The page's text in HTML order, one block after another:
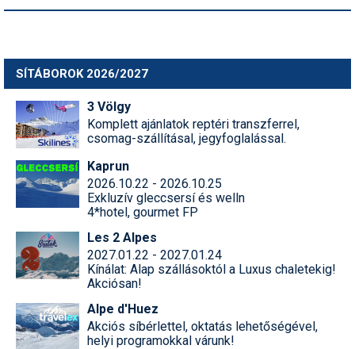
SÍTÁBOROK 2026/2027
3 Völgy
Komplett ajánlatok reptéri transzferrel,
csomag-szállításal, jegyfoglalással.
Kaprun
2026.10.22 - 2026.10.25
Exkluzív gleccsersí és welln
4*hotel, gourmet FP
Les 2 Alpes
2027.01.22 - 2027.01.24
Kínálat: Alap szállásoktól a Luxus chaletekig!
Akciósan!
Alpe d'Huez
Akciós síbérlettel, oktatás lehetőségével,
helyi programokkal várunk!